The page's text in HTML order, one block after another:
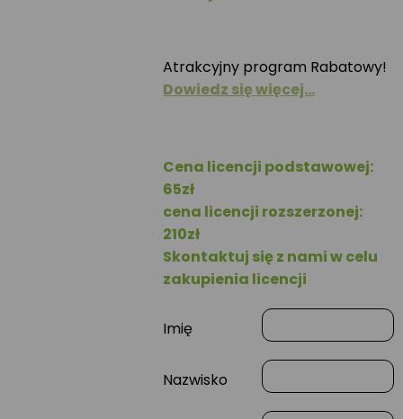
Atrakcyjny program Rabatowy!
Dowiedz się więcej…
Cena licencji podstawowej:
65zł
cena licencji rozszerzonej:
210zł
Skontaktuj się z nami w celu
zakupienia licencji
Imię
Nazwisko